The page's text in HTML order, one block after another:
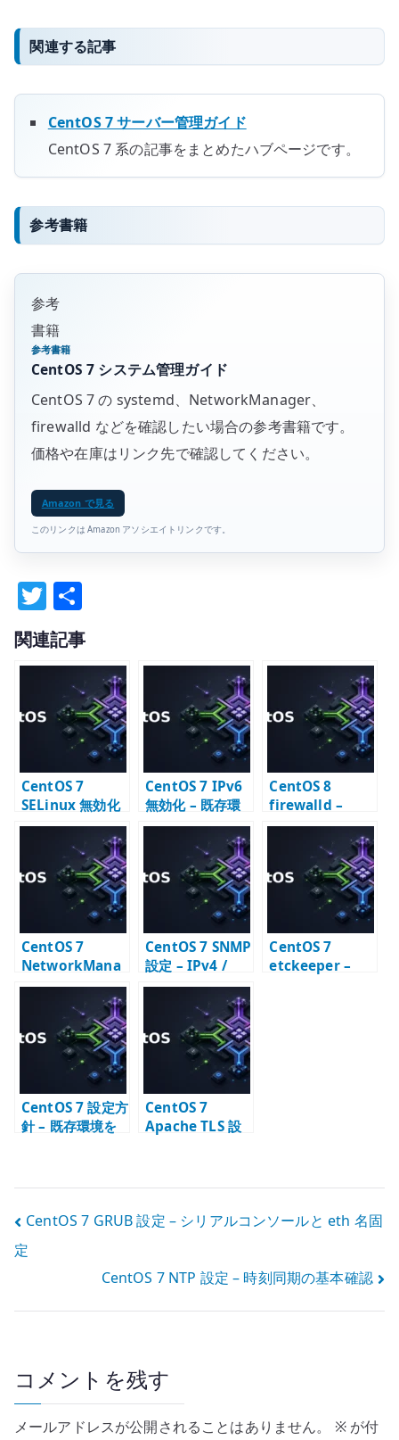
関連する記事
CentOS 7 サーバー管理ガイド
CentOS 7 系の記事をまとめたハブページです。
参考書籍
参考
書籍
参考書籍
CentOS 7 システム管理ガイド
CentOS 7 の systemd、NetworkManager、
firewalld などを確認したい場合の参考書籍です。
価格や在庫はリンク先で確認してください。
Amazon で見る
このリンクは Amazon アソシエイトリンクです。
T
w
it
te
r
有
関連記事
CentOS 7
SELinux 無効化
– 既存環境での扱
いと注意点
CentOS 7 IPv6
無効化 – 既存環
境で無効化する
場合の確認点
CentOS 8
firewalld –
zone とサービス
許可の確認
CentOS 7
NetworkMana
ger は発展途上
だったのか –
ifcfg 運用との距
離感
CentOS 7 SNMP
設定 – IPv4 /
IPv6 対応の
snmpd.conf
CentOS 7
etckeeper –
CentOS 7 設定方
針 – 既存環境を
CentOS 7
Apache TLS 設
投
稿
ゲ
ー
CentOS 7 GRUB 設定 – シリアルコンソールと eth 名固
定
CentOS 7 NTP 設定 – 時刻同期の基本確認
コメントを残す
メールアドレスが公開されることはありません。 ※が付